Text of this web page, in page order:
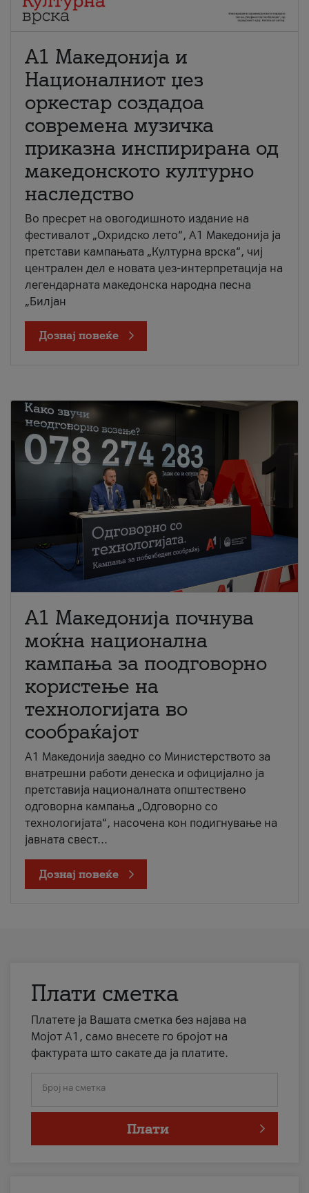
А1 Македонија и
Националниот џез
оркестар создадоа
современа музичка
приказна инспирирана од
македонското културно
наследство
Во пресрет на овогодишното издание на
фестивалот „Охридско лето“, А1 Македонија ја
претстави кампањата „Културна врска“, чиј
централен дел е новата џез-интерпретација на
легендарната македонска народна песна
„Билјан
Дознај повеќе
A1 Македонија почнува
моќна национална
кампања за поодговорно
користење на
технологијата во
сообраќајот
A1 Македонија заедно со Министерството за
внатрешни работи денеска и официјално ја
претставија националната општествено
одговорна кампања „Одговорно со
технологијата“, насочена кон подигнување на
јавната свест...
Дознај повеќе
Плати сметка
Платете ја Вашата сметка без најава на
Мојот А1, само внесете го бројот на
фактурата што сакате да ја платите.
Број на сметка
Плати